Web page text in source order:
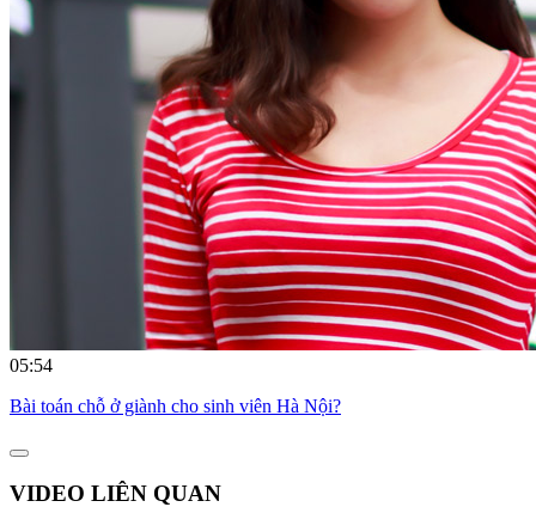
05:54
Bài toán chỗ ở giành cho sinh viên Hà Nội?
VIDEO LIÊN QUAN